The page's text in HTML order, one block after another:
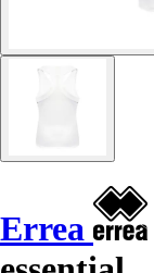
Errea